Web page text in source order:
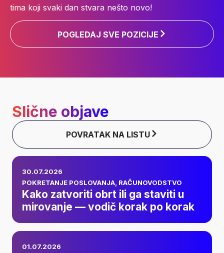
tima koji svaki dan stvara nešto novo!
POGLEDAJ SVE POZICIJE
Slične objave
POVRATAK NA LISTU
Kako zatvoriti obrt ili
ga staviti u
mirovanje — vodič
korak po korak
30.07.2026
POKRETANJE POSLOVANJA RAČUNOVODSTVO
Kako zatvoriti obrt ili ga staviti u
mirovanje — vodič korak po korak
Mjere aktivne
01.07.2026